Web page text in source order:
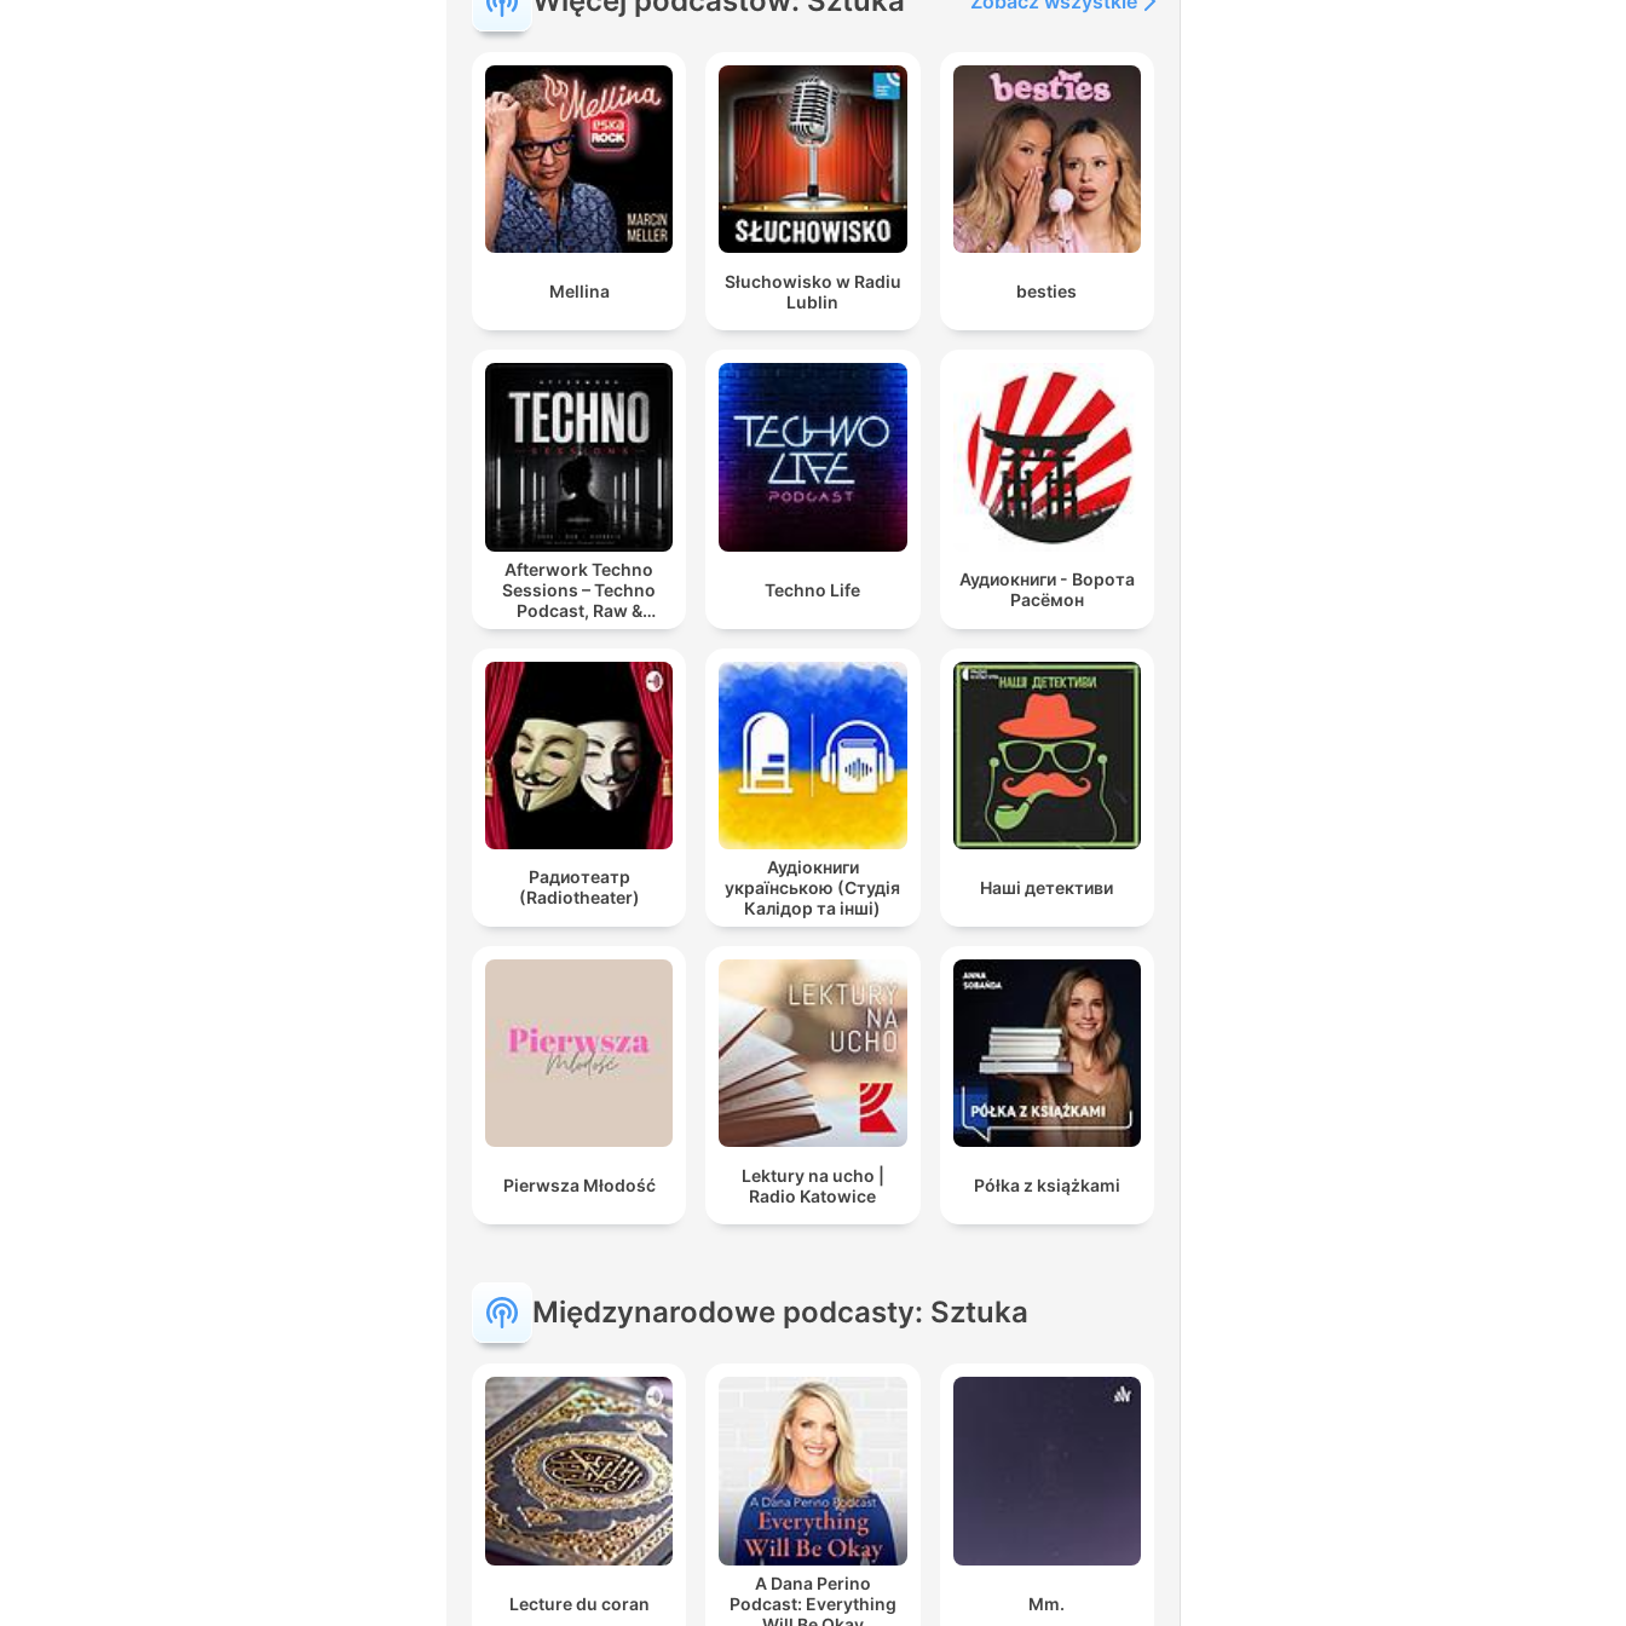
Mellina
Słuchowisko w Radiu
Lublin
besties
Afterwork Techno
Sessions – Techno
Podcast, Raw &
Hypnotic Techno
Techno Life
Аудиокниги - Ворота
Расёмон
Радиотеатр
(Radiotheater)
Аудіокниги
українською (Студія
Калідор та інші)
Наші детективи
Pierwsza Młodość
Lektury na ucho |
Radio Katowice
Półka z książkami
Międzynarodowe podcasty: Sztuka
Lecture du coran
A Dana Perino
Podcast: Everything
Mm.